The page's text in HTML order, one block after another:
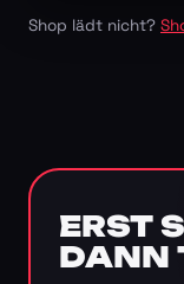
Shop lädt nicht?
ERST
DANN